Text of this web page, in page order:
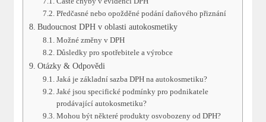
Předčasné nebo opožděné podání daňového ⁣přiznání
Budoucnost DPH v oblasti autokosmetiky
Možné změny v DPH
Důsledky pro spotřebitele a výrobce
Otázky⁣ & Odpovědi
Jaká je⁢ základní sazba DPH na autokosmetiku?
Jaké jsou ⁢specifické podmínky pro podnikatele
⁣prodávající autokosmetiku?
Mohou být některé produkty osvobozeny od DPH?